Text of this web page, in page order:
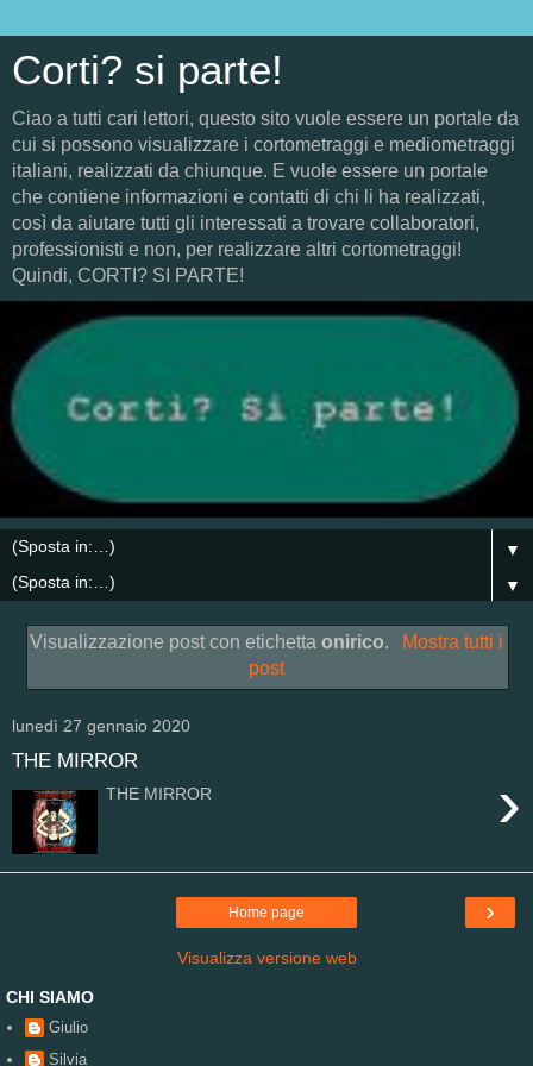
Corti? si parte!
Ciao a tutti cari lettori, questo sito vuole essere un portale da
cui si possono visualizzare i cortometraggi e mediometraggi
italiani, realizzati da chiunque. E vuole essere un portale
che contiene informazioni e contatti di chi li ha realizzati,
così da aiutare tutti gli interessati a trovare collaboratori,
professionisti e non, per realizzare altri cortometraggi!
Quindi, CORTI? SI PARTE!
▼
▼
Visualizzazione post con etichettaonirico.
Mostra tutti i
post
lunedì 27 gennaio 2020
THE MIRROR
›
THE MIRROR
›
Home page
Visualizza versione web
CHI SIAMO
Giulio
Silvia